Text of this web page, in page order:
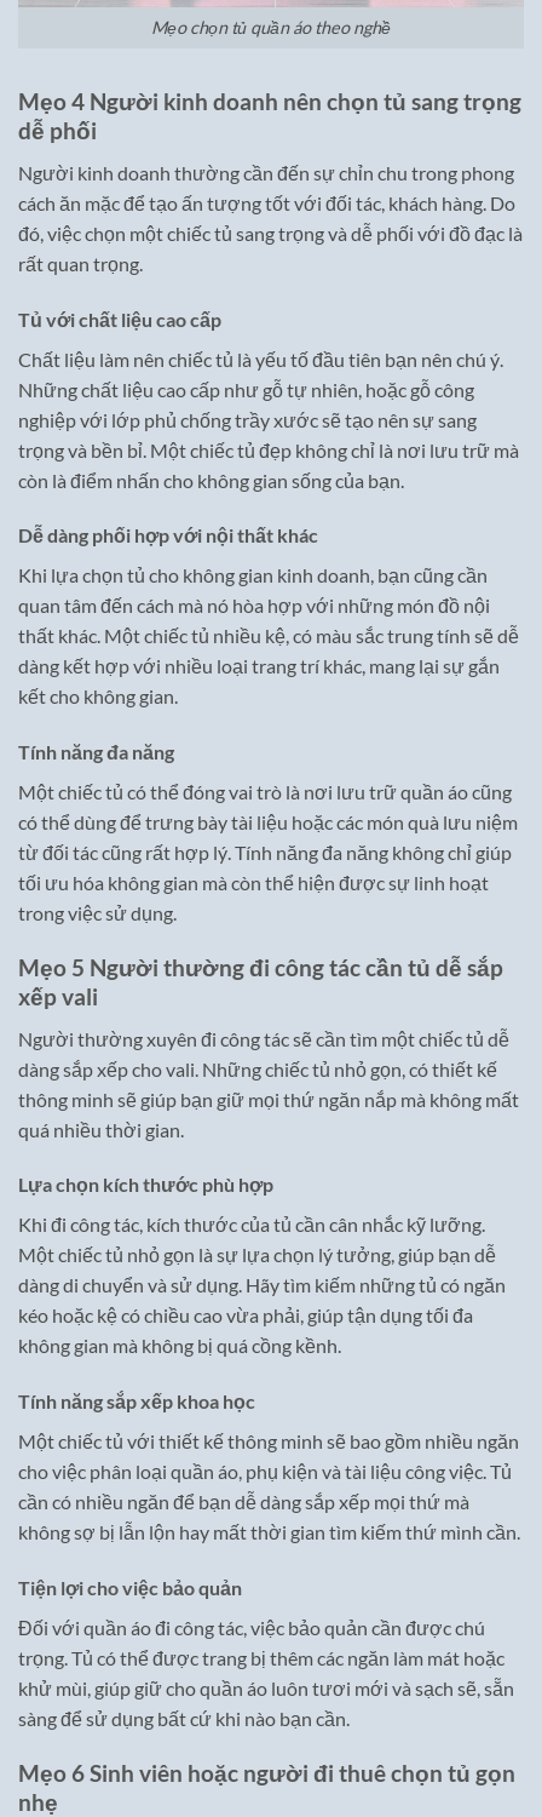
Mẹo chọn tủ quần áo theo nghề
Mẹo 4 Người kinh doanh nên chọn tủ sang trọng
dễ phối
Người kinh doanh thường cần đến sự chỉn chu trong phong
cách ăn mặc để tạo ấn tượng tốt với đối tác, khách hàng. Do
đó, việc chọn một chiếc tủ sang trọng và dễ phối với đồ đạc là
rất quan trọng.
Tủ với chất liệu cao cấp
Chất liệu làm nên chiếc tủ là yếu tố đầu tiên bạn nên chú ý.
Những chất liệu cao cấp như gỗ tự nhiên, hoặc gỗ công
nghiệp với lớp phủ chống trầy xước sẽ tạo nên sự sang
trọng và bền bỉ. Một chiếc tủ đẹp không chỉ là nơi lưu trữ mà
còn là điểm nhấn cho không gian sống của bạn.
Dễ dàng phối hợp với nội thất khác
Khi lựa chọn tủ cho không gian kinh doanh, bạn cũng cần
quan tâm đến cách mà nó hòa hợp với những món đồ nội
thất khác. Một chiếc tủ nhiều kệ, có màu sắc trung tính sẽ dễ
dàng kết hợp với nhiều loại trang trí khác, mang lại sự gắn
kết cho không gian.
Tính năng đa năng
Một chiếc tủ có thể đóng vai trò là nơi lưu trữ quần áo cũng
có thể dùng để trưng bày tài liệu hoặc các món quà lưu niệm
từ đối tác cũng rất hợp lý. Tính năng đa năng không chỉ giúp
tối ưu hóa không gian mà còn thể hiện được sự linh hoạt
trong việc sử dụng.
Mẹo 5 Người thường đi công tác cần tủ dễ sắp
xếp vali
Người thường xuyên đi công tác sẽ cần tìm một chiếc tủ dễ
dàng sắp xếp cho vali. Những chiếc tủ nhỏ gọn, có thiết kế
thông minh sẽ giúp bạn giữ mọi thứ ngăn nắp mà không mất
quá nhiều thời gian.
Lựa chọn kích thước phù hợp
Khi đi công tác, kích thước của tủ cần cân nhắc kỹ lưỡng.
Một chiếc tủ nhỏ gọn là sự lựa chọn lý tưởng, giúp bạn dễ
dàng di chuyển và sử dụng. Hãy tìm kiếm những tủ có ngăn
kéo hoặc kệ có chiều cao vừa phải, giúp tận dụng tối đa
không gian mà không bị quá cồng kềnh.
Tính năng sắp xếp khoa học
Một chiếc tủ với thiết kế thông minh sẽ bao gồm nhiều ngăn
cho việc phân loại quần áo, phụ kiện và tài liệu công việc. Tủ
cần có nhiều ngăn để bạn dễ dàng sắp xếp mọi thứ mà
không sợ bị lẫn lộn hay mất thời gian tìm kiếm thứ mình cần.
Tiện lợi cho việc bảo quản
Đối với quần áo đi công tác, việc bảo quản cần được chú
trọng. Tủ có thể được trang bị thêm các ngăn làm mát hoặc
khử mùi, giúp giữ cho quần áo luôn tươi mới và sạch sẽ, sẵn
sàng để sử dụng bất cứ khi nào bạn cần.
Mẹo 6 Sinh viên hoặc người đi thuê chọn tủ gọn
nhẹ